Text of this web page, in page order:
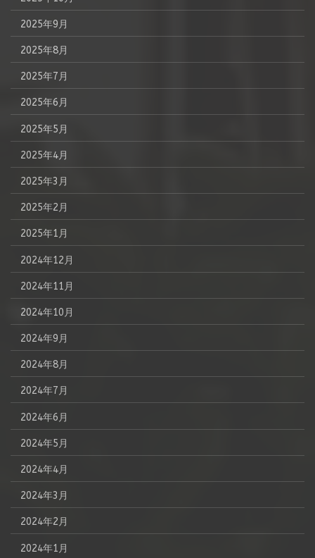
2025年9月
2025年8月
2025年7月
2025年6月
2025年5月
2025年4月
2025年3月
2025年2月
2025年1月
2024年12月
2024年11月
2024年10月
2024年9月
2024年8月
2024年7月
2024年6月
2024年5月
2024年4月
2024年3月
2024年2月
2024年1月